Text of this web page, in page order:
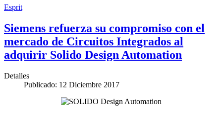
Esprit
Siemens refuerza su compromiso con el
mercado de Circuitos Integrados al
adquirir Solido Design Automation
Detalles
Publicado: 12 Diciembre 2017